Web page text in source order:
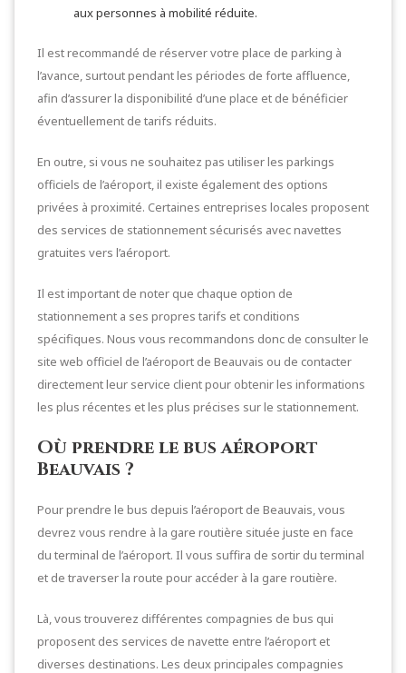
aux personnes à mobilité réduite.
Il est recommandé de réserver votre place de parking à
l’avance, surtout pendant les périodes de forte affluence,
afin d’assurer la disponibilité d’une place et de bénéficier
éventuellement de tarifs réduits.
En outre, si vous ne souhaitez pas utiliser les parkings
officiels de l’aéroport, il existe également des options
privées à proximité. Certaines entreprises locales proposent
des services de stationnement sécurisés avec navettes
gratuites vers l’aéroport.
Il est important de noter que chaque option de
stationnement a ses propres tarifs et conditions
spécifiques. Nous vous recommandons donc de consulter le
site web officiel de l’aéroport de Beauvais ou de contacter
directement leur service client pour obtenir les informations
les plus récentes et les plus précises sur le stationnement.
Où prendre le bus aéroport
Beauvais ?
Pour prendre le bus depuis l’aéroport de Beauvais, vous
devrez vous rendre à la gare routière située juste en face
du terminal de l’aéroport. Il vous suffira de sortir du terminal
et de traverser la route pour accéder à la gare routière.
Là, vous trouverez différentes compagnies de bus qui
proposent des services de navette entre l’aéroport et
diverses destinations. Les deux principales compagnies